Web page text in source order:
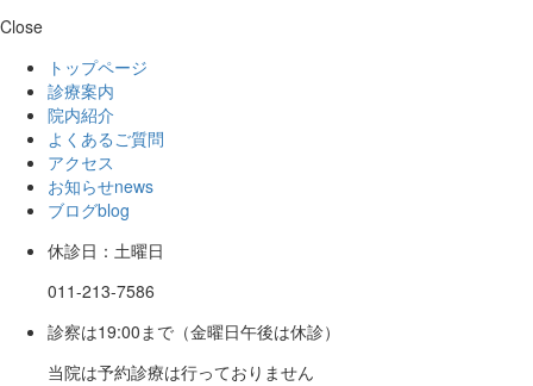
Close
トップページ
診療案内
院内紹介
よくあるご質問
アクセス
お知らせnews
ブログblog
休診日：土曜日
011-213-7586
診察は19:00まで（金曜日午後は休診）
当院は予約診療は行っておりません